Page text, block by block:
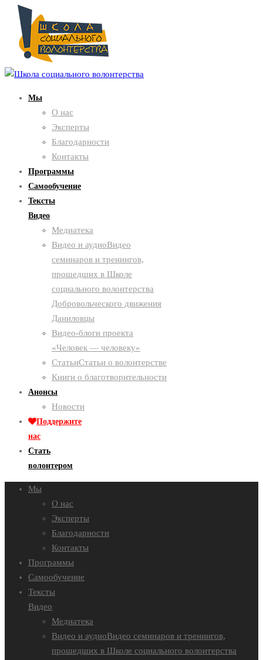
Мы
О нас
Эксперты
Благодарности
Контакты
Программы
Самообучение
Тексты
Видео
Медиатека
Видео и аудиоВидео
семинаров и тренингов,
прошедших в Школе
социального волонтерства
Добровольческого движения
Даниловцы
Видео-блоги проекта
«Человек — человеку»
СтатьиСтатьи о волонтерстве
Книги о благотворительности
Анонсы
Новости
Поддержите
нас
Стать
волонтером
Мы
О нас
Эксперты
Благодарности
Контакты
Программы
Самообучение
Тексты
Видео
Медиатека
Видео и аудиоВидео семинаров и тренингов,
прошедших в Школе социального волонтерства